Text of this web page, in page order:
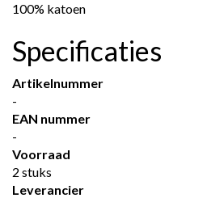
100% katoen
Specificaties
Artikelnummer
-
EAN nummer
-
Voorraad
2 stuks
Leverancier